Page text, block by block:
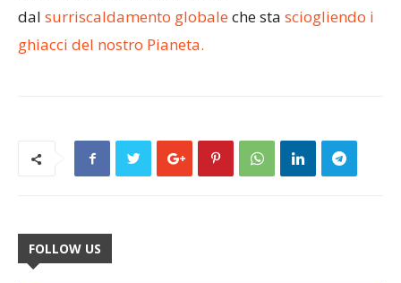
dal surriscaldamento globaleche sta sciogliendo i
ghiacci del nostro Pianeta.
FOLLOW US